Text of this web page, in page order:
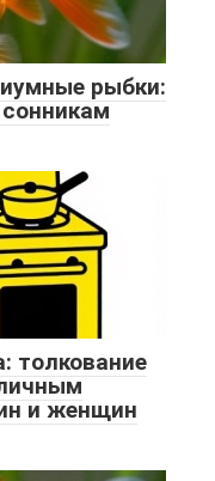
рыбки:
толкование
и женщин